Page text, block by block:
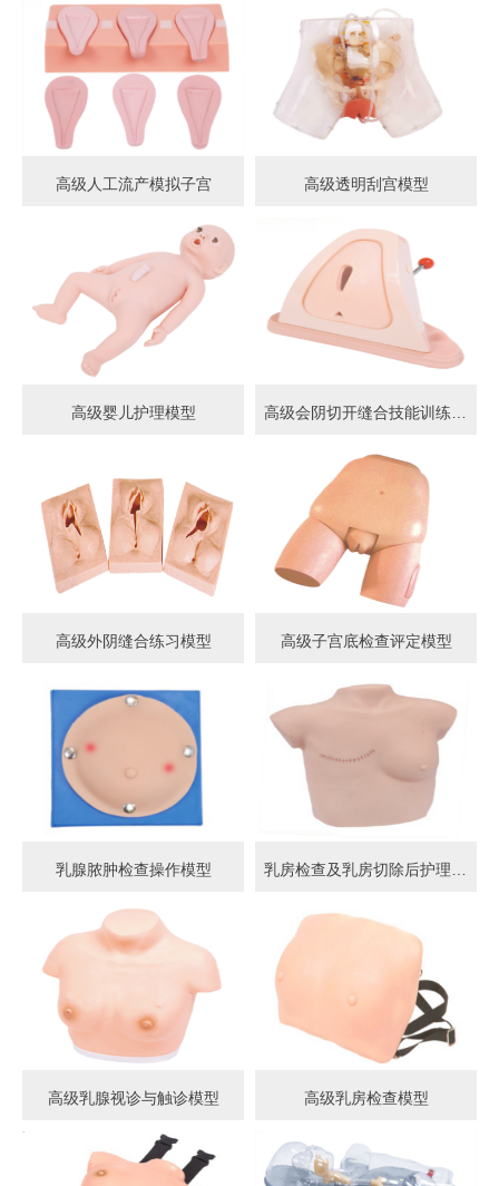
高级人工流产模拟子宫 高级透明刮宫模型
高级婴儿护理模型
高级外阴缝合练习模型 高级子宫底检查评定模型
乳腺脓肿检查操作模型
高级乳腺视诊与触诊模型 高级乳房检查模型